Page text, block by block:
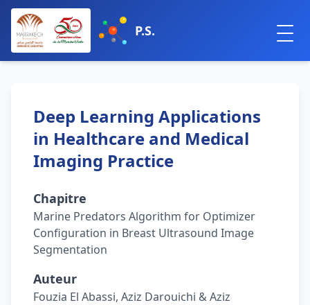
P.S.
Deep Learning Applications
in Healthcare and Medical
Imaging Practice
Chapitre
Marine Predators Algorithm for Optimizer
Configuration in Breast Ultrasound Image
Segmentation
Auteur
Fouzia El Abassi, Aziz Darouichi & Aziz